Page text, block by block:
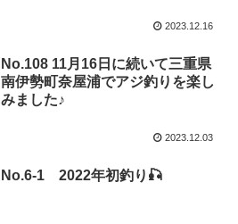
2023.12.16
No.108 11月16日に続いて三重県
南伊勢町奈屋浦でアジ釣りを楽し
みました♪
2023.12.03
No.6-1 2022年初釣り🎣